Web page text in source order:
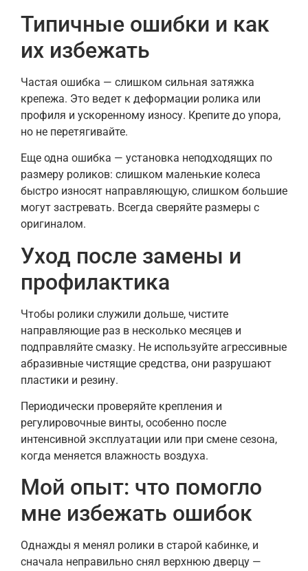
Типичные ошибки и как
их избежать
Частая ошибка — слишком сильная затяжка
крепежа. Это ведет к деформации ролика или
профиля и ускоренному износу. Крепите до упора,
но не перетягивайте.
Еще одна ошибка — установка неподходящих по
размеру роликов: слишком маленькие колеса
быстро износят направляющую, слишком большие
могут застревать. Всегда сверяйте размеры с
оригиналом.
Уход после замены и
профилактика
Чтобы ролики служили дольше, чистите
направляющие раз в несколько месяцев и
подправляйте смазку. Не используйте агрессивные
абразивные чистящие средства, они разрушают
пластики и резину.
Периодически проверяйте крепления и
регулировочные винты, особенно после
интенсивной эксплуатации или при смене сезона,
когда меняется влажность воздуха.
Мой опыт: что помогло
мне избежать ошибок
Однажды я менял ролики в старой кабинке, и
сначала неправильно снял верхнюю дверцу —